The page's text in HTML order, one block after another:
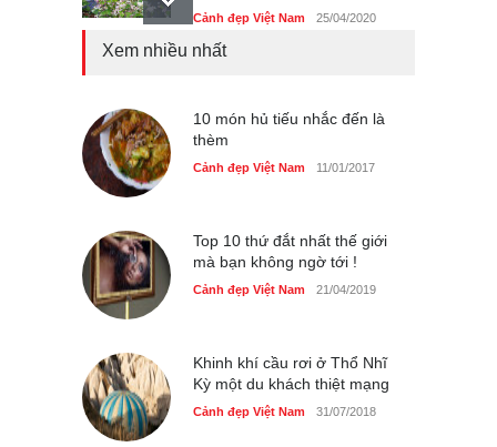
Cảnh đẹp Việt Nam 25/04/2020
Cảnh đẹp Việt Nam 24/04/2020
Những món ăn đồng quê
Xem nhiều nhất
10 món hủ tiếu nhắc đến là
thèm
Cảnh đẹp Việt Nam 11/01/2017
Top 10 thứ đắt nhất thế giới
mà bạn không ngờ tới !
Cảnh đẹp Việt Nam 21/04/2019
Khinh khí cầu rơi ở Thổ Nhĩ
Kỳ một du khách thiệt mạng
Cảnh đẹp Việt Nam 31/07/2018